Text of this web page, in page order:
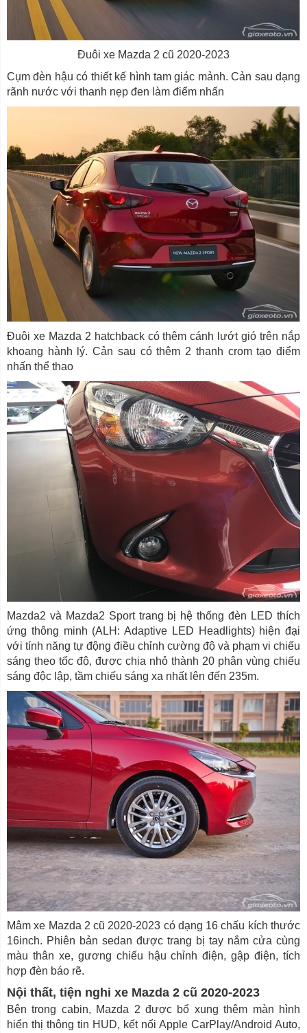
Đuôi xe Mazda 2 cũ 2020-2023
Cụm đèn hậu có thiết kế hình tam giác mảnh. Cản sau dạng
rãnh nước với thanh nẹp đen làm điểm nhấn
Đuôi xe Mazda 2 hatchback có thêm cánh lướt gió trên nắp
khoang hành lý. Cản sau có thêm 2 thanh crom tạo điểm
nhấn thể thao
Mazda2 và Mazda2 Sport trang bị hệ thống đèn LED thích
ứng thông minh (ALH: Adaptive LED Headlights) hiện đại
với tính năng tự động điều chỉnh cường độ và phạm vi chiếu
sáng theo tốc độ, được chia nhỏ thành 20 phân vùng chiếu
sáng độc lập, tầm chiếu sáng xa nhất lên đến 235m.
Mâm xe Mazda 2 cũ 2020-2023 có dạng 16 chấu kích thước
16inch. Phiên bản sedan được trang bị tay nắm cửa cùng
màu thân xe, gương chiếu hậu chỉnh điện, gập điện, tích
hợp đèn báo rẽ.
Nội thất, tiện nghi xe Mazda 2 cũ 2020-2023
Bên trong cabin, Mazda 2 được bổ xung thêm màn hình
hiển thị thông tin HUD, kết nối Apple CarPlay/Android Auto,